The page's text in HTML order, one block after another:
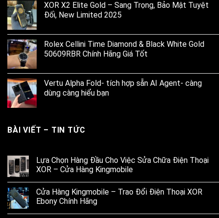
XOR X2 Elite Gold – Sang Trọng, Bảo Mật Tuyệt
Đối, New Limited 2025
Rolex Cellini Time Diamond & Black White Gold
50609RBR Chính Hãng Giá Tốt
Vertu Alpha Fold- tích hợp sẵn AI Agent- càng
dùng càng hiểu bạn
BÀI VIẾT – TIN TỨC
Lựa Chọn Hàng Đầu Cho Việc Sửa Chữa Điện Thoại
XOR – Cửa Hàng Kingmobile
Cửa Hàng Kingmobile – Trao Đổi Điện Thoại XOR
Ebony Chính Hãng